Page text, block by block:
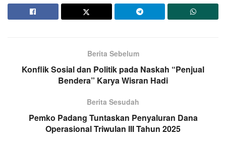
Berita Sebelum
Konflik Sosial dan Politik pada Naskah “Penjual
Bendera” Karya Wisran Hadi
Berita Sesudah
Pemko Padang Tuntaskan Penyaluran Dana
Operasional Triwulan III Tahun 2025